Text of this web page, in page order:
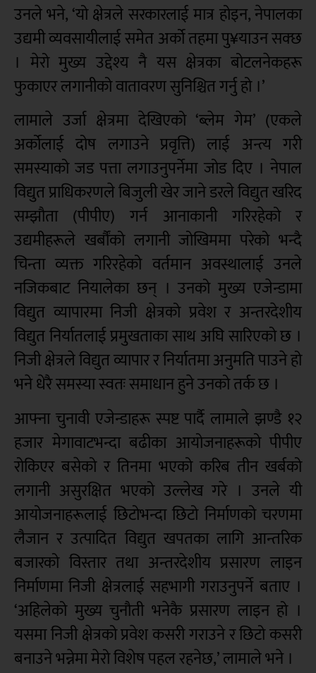
उनले भने, ‘यो क्षेत्रले सरकारलाई मात्र होइन, नेपालका
उद्यमी व्यवसायीलाई समेत अर्को तहमा पु¥याउन सक्छ
। मेरो मुख्य उद्देश्य नै यस क्षेत्रका बोटलनेकहरू
फुकाएर लगानीको वातावरण सुनिश्चित गर्नु हो ।’
लामाले उर्जा क्षेत्रमा देखिएको ‘ब्लेम गेम’ (एकले
अर्कोलाई दोष लगाउने प्रवृत्ति) लाई अन्त्य गरी
समस्याको जड पत्ता लगाउनुपर्नेमा जोड दिए । नेपाल
विद्युत प्राधिकरणले बिजुली खेर जाने डरले विद्युत खरिद
सम्झौता (पीपीए) गर्न आनाकानी गरिरहेको र
उद्यमीहरूले खर्बौंको लगानी जोखिममा परेको भन्दै
चिन्ता व्यक्त गरिरहेको वर्तमान अवस्थालाई उनले
नजिकबाट नियालेका छन् । उनको मुख्य एजेन्डामा
विद्युत व्यापारमा निजी क्षेत्रको प्रवेश र अन्तरदेशीय
विद्युत निर्यातलाई प्रमुखताका साथ अघि सारिएको छ ।
निजी क्षेत्रले विद्युत व्यापार र निर्यातमा अनुमति पाउने हो
भने धेरै समस्या स्वतः समाधान हुने उनको तर्क छ ।
आफ्ना चुनावी एजेन्डाहरू स्पष्ट पार्दै लामाले झण्डै १२
हजार मेगावाटभन्दा बढीका आयोजनाहरूको पीपीए
रोकिएर बसेको र तिनमा भएको करिब तीन खर्बको
लगानी असुरक्षित भएको उल्लेख गरे । उनले यी
आयोजनाहरूलाई छिटोभन्दा छिटो निर्माणको चरणमा
लैजान र उत्पादित विद्युत खपतका लागि आन्तरिक
बजारको विस्तार तथा अन्तरदेशीय प्रसारण लाइन
निर्माणमा निजी क्षेत्रलाई सहभागी गराउनुपर्ने बताए ।
‘अहिलेको मुख्य चुनौती भनेकै प्रसारण लाइन हो ।
यसमा निजी क्षेत्रको प्रवेश कसरी गराउने र छिटो कसरी
बनाउने भन्नेमा मेरो विशेष पहल रहनेछ,’ लामाले भने ।